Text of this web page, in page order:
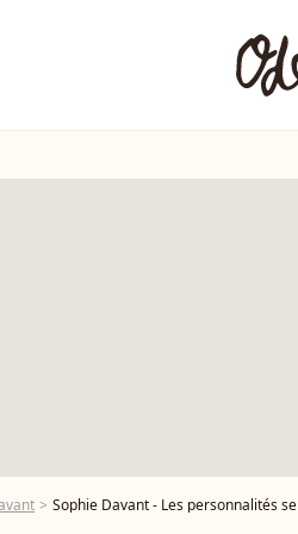
Sophie Davant - Les personnalités se mobilisent lors de la